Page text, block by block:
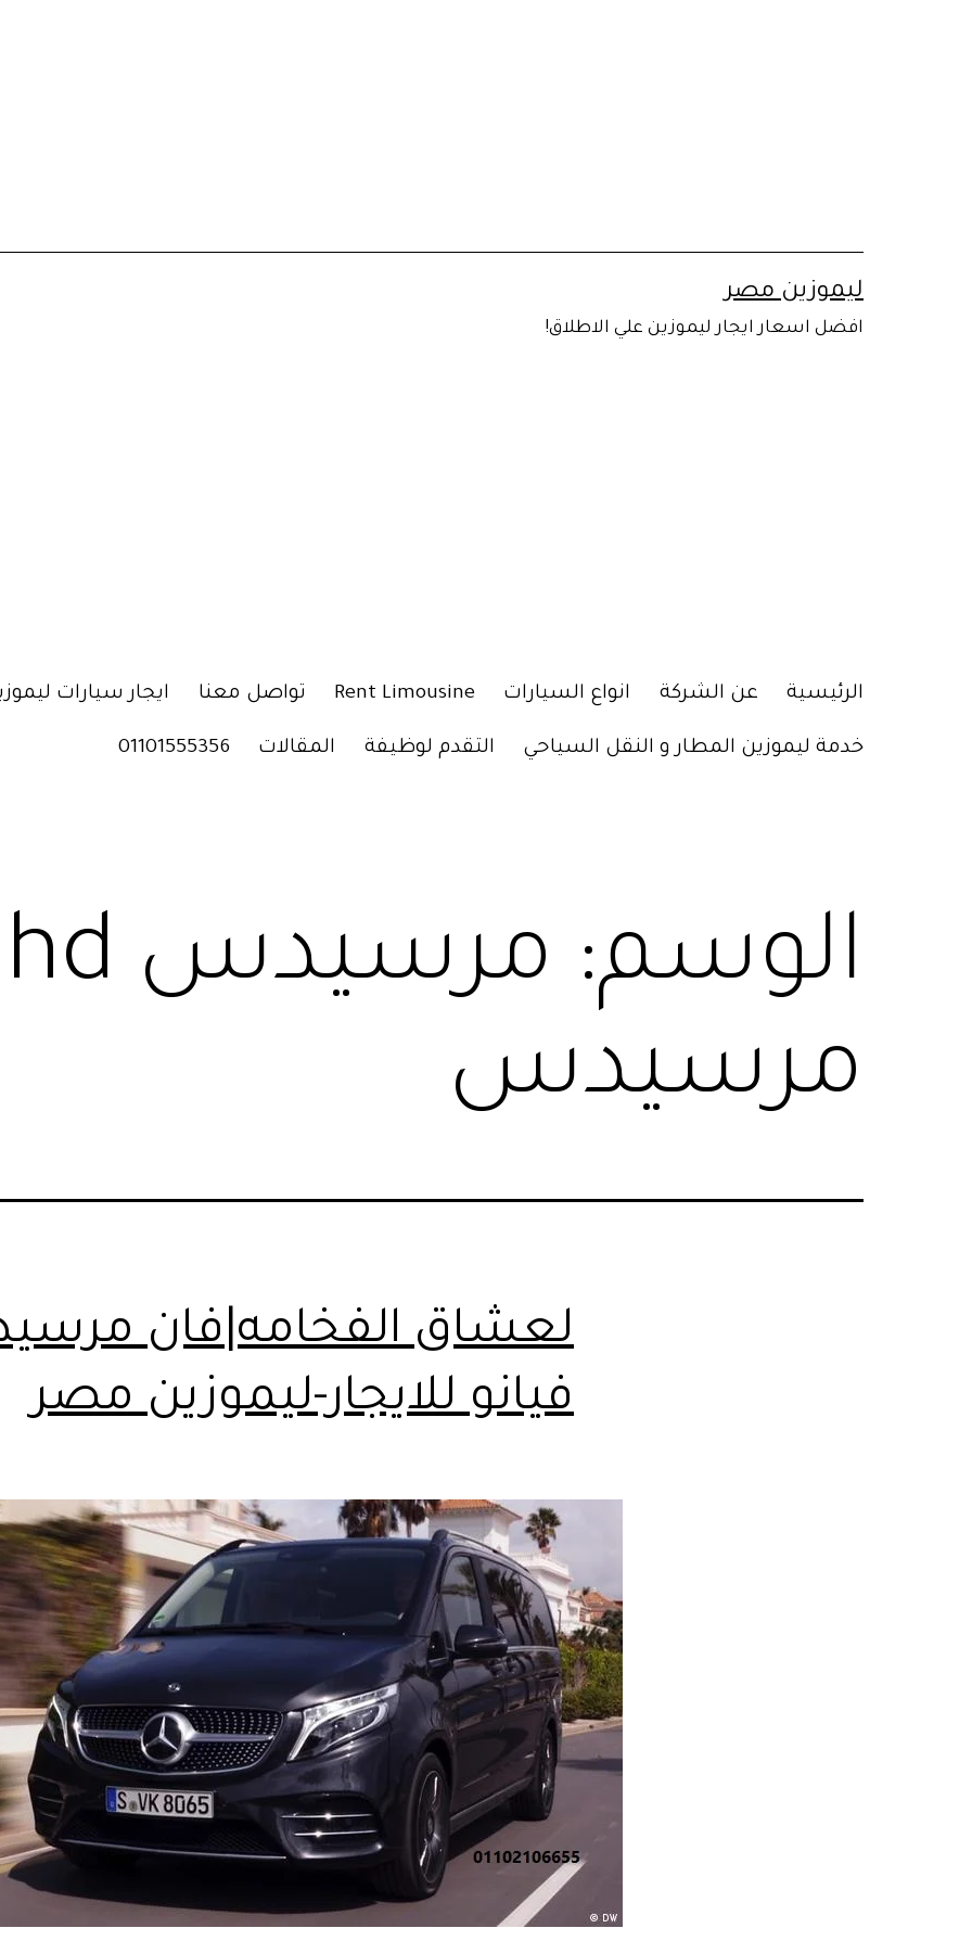
ليموزين مصر
افضل اسعار ايجار ليموزين علي الاطلاق!
الرئيسية عن الشركة انواع السيارات Rent Limousine تواصل معنا ايجار سيارات
خدمة ليموزين المطار و النقل السياحي التقدم لوظيفة المقالات 01101555356
الوسم:
مرسيدس
لعشاق الفخامه|فان
فيانو للايجار-ليموزين مصر